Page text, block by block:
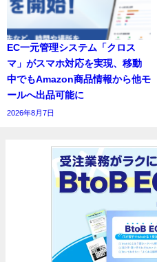
EC一元管理システム「クロス
マ」がスマホ対応を実現、移動
中でもAmazon商品情報から他モ
ールへ出品可能に
2026年8月7日